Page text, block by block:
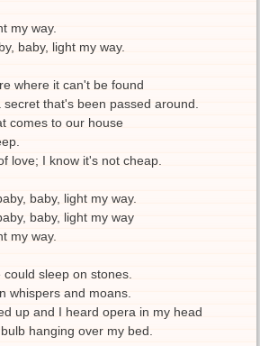
my way.
baby, light my way.
where it can't be found
that's been passed around.
comes to our house
love; I know it's not cheap.
baby, light my way.
baby, light my way
my way.
sleep on stones.
whispers and moans.
up and I heard opera in my head
hanging over my bed.